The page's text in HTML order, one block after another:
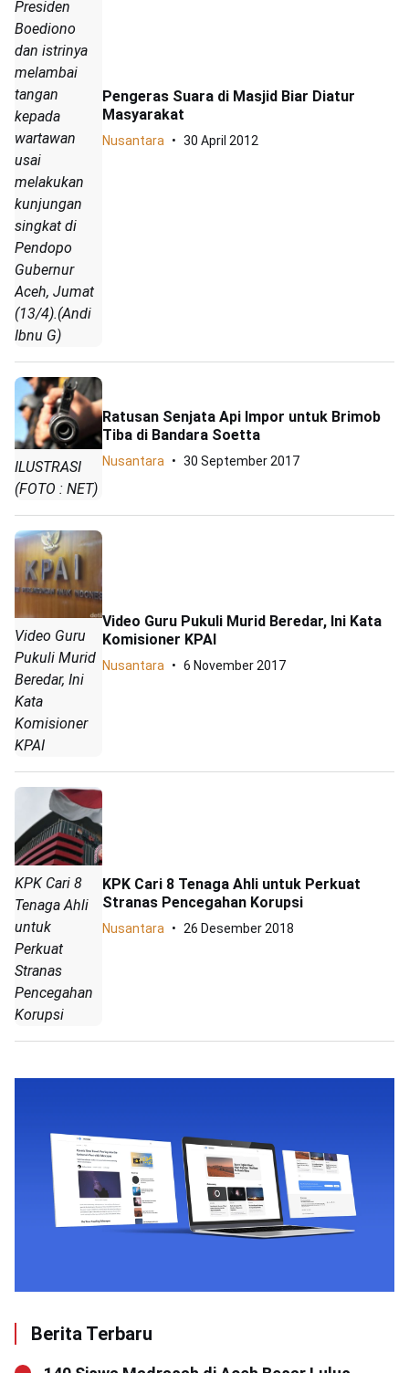
Presiden
Boediono
dan istrinya
melambai
tangan
kepada
wartawan
usai
melakukan
kunjungan
singkat di
Pendopo
Gubernur
Aceh, Jumat
(13/4).(Andi
Ibnu G)
Pengeras Suara di Masjid Biar Diatur
Masyarakat
Nusantara 30 April 2012
ILUSTRASI
(FOTO : NET)
Ratusan Senjata Api Impor untuk Brimob
Tiba di Bandara Soetta
Nusantara 30 September 2017
Video Guru
Pukuli Murid
Beredar, Ini
Kata
Komisioner
KPAI
Video Guru Pukuli Murid Beredar, Ini Kata
Komisioner KPAI
Nusantara 6 November 2017
KPK Cari 8
Tenaga Ahli
untuk
Perkuat
Stranas
Pencegahan
Korupsi
KPK Cari 8 Tenaga Ahli untuk Perkuat
Stranas Pencegahan Korupsi
Nusantara 26 Desember 2018
Berita Terbaru